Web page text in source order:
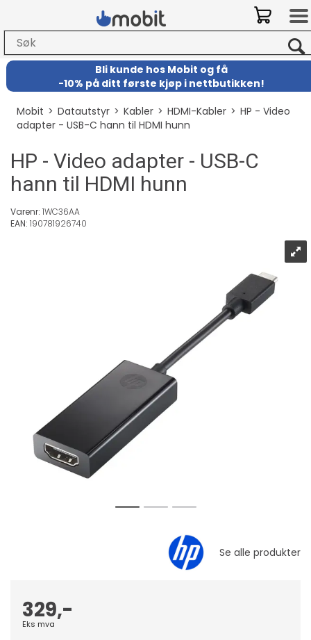
Bli kunde hos Mobit og få
-10% på ditt første kjøp i nettbutikken!
Mobit>Datautstyr>Kabler>HDMI-Kabler>HP - Video
adapter - USB-C hann til HDMI hunn
HP - Video adapter - USB-C
hann til HDMI hunn
Varenr: 1WC36AA
EAN: 190781926740
329,-
Eks mva